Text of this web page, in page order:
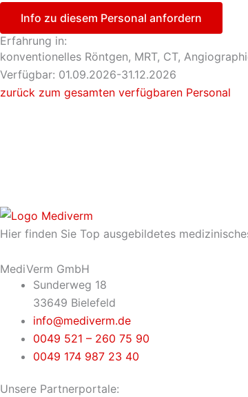
Info zu diesem Personal anfordern
Erfahrung in:
konventionelles Röntgen, MRT, CT,
Verfügbar: 01.09.2026-31.12.2026
zurück zum gesamten verfügbaren Personal
Hier finden Sie Top ausgebildetes
MediVerm GmbH
Sunderweg 18
33649 Bielefeld
info@mediverm.de
0049 521 – 260 75 90
0049 174 987 23 40
Unsere Partnerportale: